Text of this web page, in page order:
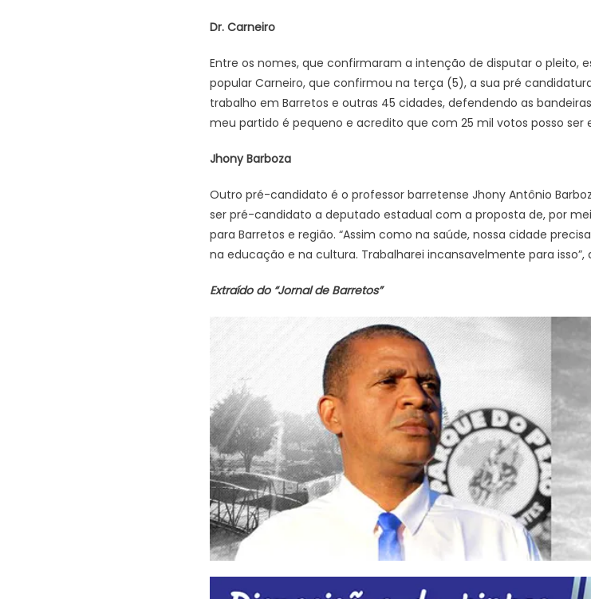
Dr. Carneiro
Entre os nomes, que confirmaram a intenção de disputar o pleito,
popular Carneiro, que confirmou na terça (5), a sua pré
trabalho em Barretos e outras 45 cidades, defendendo as
meu partido é pequeno e acredito que com 25 mil votos posso ser
Jhony Barboza
Outro pré-candidato é o professor barretense Jhony Antônio
ser pré-candidato a deputado estadual com a proposta de, por
para Barretos e região. “Assim como na saúde, nossa cidade
na educação e na cultura. Trabalharei incansavelmente para isso”,
Extraído do “Jornal de Barretos”